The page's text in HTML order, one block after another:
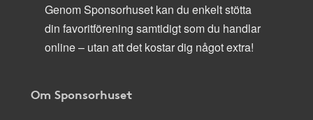
Genom Sponsorhuset kan du enkelt stötta
din favoritförening samtidigt som du handlar
online – utan att det kostar dig något extra!
Om Sponsorhuset